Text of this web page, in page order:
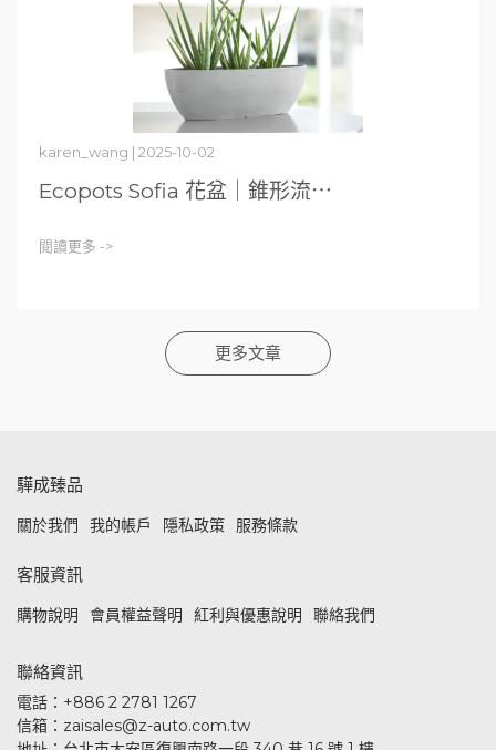
karen_wang | 2025-10-02
Ecopots Sofia 花盆｜錐形流⋯
閱讀更多 ->
更多文章
驊成臻品
關於我們 我的帳戶 隱私政策 服務條款
客服資訊
購物說明 會員權益聲明 紅利與優惠說明 聯絡我們
聯絡資訊
電話：+886 2 2781 1267
信箱：zaisales@z-auto.com.tw